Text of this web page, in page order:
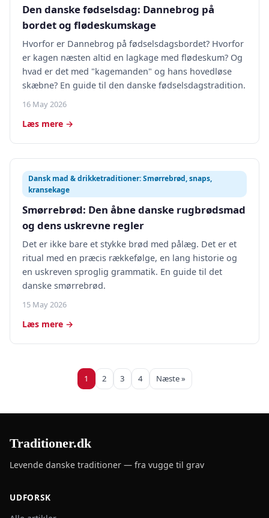
Den danske fødselsdag: Dannebrog på
bordet og flødeskumskage
Hvorfor er Dannebrog på fødselsdagsbordet? Hvorfor
er kagen næsten altid en lagkage med flødeskum? Og
hvad er det med "kagemanden" og hans hovedløse
skæbne? En guide til den danske fødselsdagstradition.
16 May 2026
Læs mere →
Dansk mad & drikketraditioner: Smørrebrød, snaps,
kransekage
Smørrebrød: Den åbne danske rugbrødsmad
og dens uskrevne regler
Det er ikke bare et stykke brød med pålæg. Det er et
ritual med en præcis rækkefølge, en lang historie og
en uskreven sproglig grammatik. En guide til det
danske smørrebrød.
15 May 2026
Læs mere →
1 2 3 4 Næste »
Traditioner.dk
Levende danske traditioner — fra vugge til grav
UDFORSK